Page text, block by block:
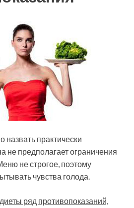
практически
не предполагает ограничения
не строгое, поэтому
чувства голода.
ряд противопоказаний,